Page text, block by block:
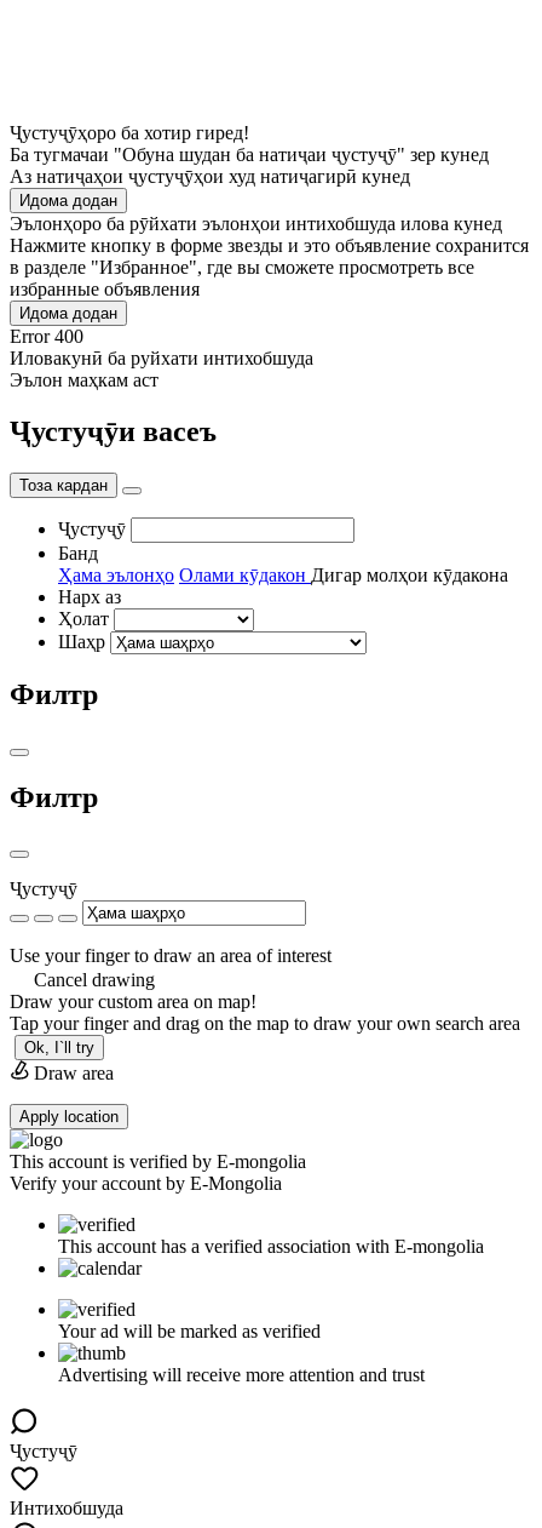
Ҷустуҷӯҳоро ба хотир гиред!
Ба тугмачаи "Обуна шудан ба натиҷаи ҷустуҷӯ" зер кунед
Аз натиҷаҳои ҷустуҷӯҳои худ натиҷагирӣ кунед
Идома додан
Эълонҳоро ба рӯйхати эълонҳои интихобшуда илова кунед
Нажмите кнопку в форме звезды и это объявление сохранится
в разделе "Избранное", где вы сможете просмотреть все
избранные объявления
Идома додан
Error 400
Иловакунӣ ба руйхати интихобшуда
Эълон маҳкам аст
Ҷустуҷӯи васеъ
Тоза кардан
Ҷустуҷӯ
Банд
Ҳама эълонҳо Олами кӯдакон Дигар молҳои кӯдакона
Нарх аз
Ҳолат
Шаҳр
Филтр
Филтр
Ҷустуҷӯ
Use your finger to draw an area of interest
Cancel drawing
Draw your custom area on map!
Tap your finger and drag on the map to draw your own search area
Ok, I`ll try
Draw area
Apply location
This account is verified by E-mongolia
Verify your account by E-Mongolia
This account has a verified association with E-mongolia
Your ad will be marked as verified
Advertising will receive more attention and trust
Ҷустуҷӯ
Интихобшуда